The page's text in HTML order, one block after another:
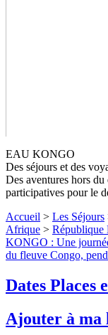
EAU
du fleuve
Kongo River
EAU KONGO
Des séjours et des
Des aventures hors
participatives pour le
Accueil > Les Séjours
Afrique > République
KONGO : Une
du fleuve Congo,
Dates Places
Ajouter à ma